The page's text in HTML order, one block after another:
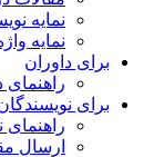
نمایه
نمایه
برای داوران
راهنمای
برای نویسندگان
راهنمای
ارسال